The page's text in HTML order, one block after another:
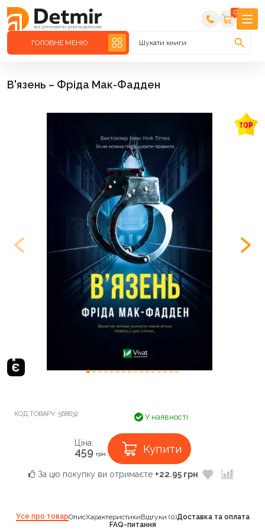
0
ГОЛОВНЕ МЕНЮ Шукати книги
В'язень – Фріда Мак-Фадден
КОД ТОВАРУ: 568632 У наявності
Ціна:
459 грн. Купити
За цю покупку ви отримаєте +22.95 грн
Усе про товарОписХарактеристикиВідгуки (0)Доставка та оплата
FAQ-питання